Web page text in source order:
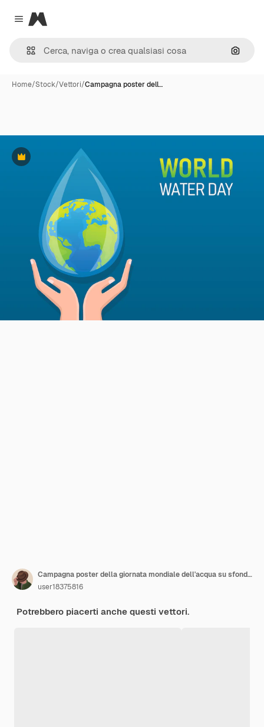
Close menu
Magnific
Cerca
Home/Stock/Vettori/Campagna poster dell…
Premium
Campagna poster della giornata mondiale dell'acqua su sfondo blu. Tenere la mano salvare la terra, far cadere l'acqua il 22 marzo.
user18375816
Potrebbero piacerti anche questi vettori.